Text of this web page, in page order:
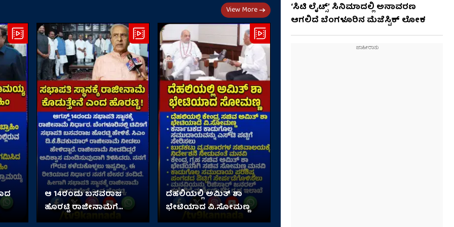
View More
ಆ 14ರಂದು ಬಸವರಾಜ
ಹೊರಟ್ಟಿ ರಾಜೀನಾಮೆಗೆ
ನಿರ್ಧಾರ
ದೆಹಲಿಯಲ್ಲಿ ಅಮಿತ್ ಶಾ
ಭೇಟಿಯಾದ ವಿ.ಸೋಮಣ್ಣ
‘ಸಿಟಿ ಲೈಟ್ಸ್’ ಸಿನಿಮಾದಲ್ಲಿ ಅನಾವರಣ
ಆಗಲಿದೆ ಬೆಂಗಳೂರಿನ ಮೆಜೆಸ್ಟಿಕ್ ಲೋಕ